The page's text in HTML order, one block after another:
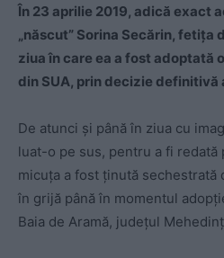
În 23 aprilie 2019, adică exact
„născut” Sorina Secărin, fetiţa
ziua în care ea a fost adoptată
din SUA, prin decizie definitivă
De atunci şi până în ziua cu
luat-o pe sus, pentru a fi
micuţa a fost ţinută sechestrată
în grijă până în momentul
Baia de Aramă, judeţul